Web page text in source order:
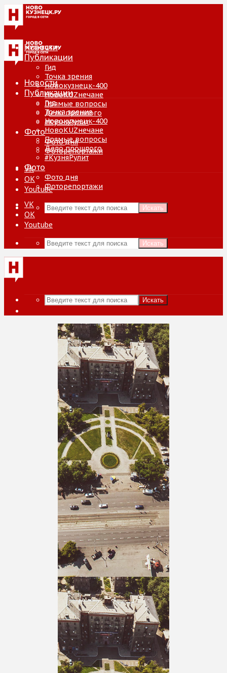
Новости
Публикации
Гид
Точка зрения
Новокузнецк-400
НовоKUZнечане
Прямые вопросы
Дело прошлого
#КузняРулит
Фото
Фото дня
Фоторепортажи
VK
ОК
Youtube
Искать
Новости
Публикации
Гид
Точка зрения
Новокузнецк-400
НовоKUZнечане
Прямые вопросы
Дело прошлого
#КузняРулит
Фото
Фото дня
Фоторепортажи
VK
ОК
Youtube
Искать
Искать